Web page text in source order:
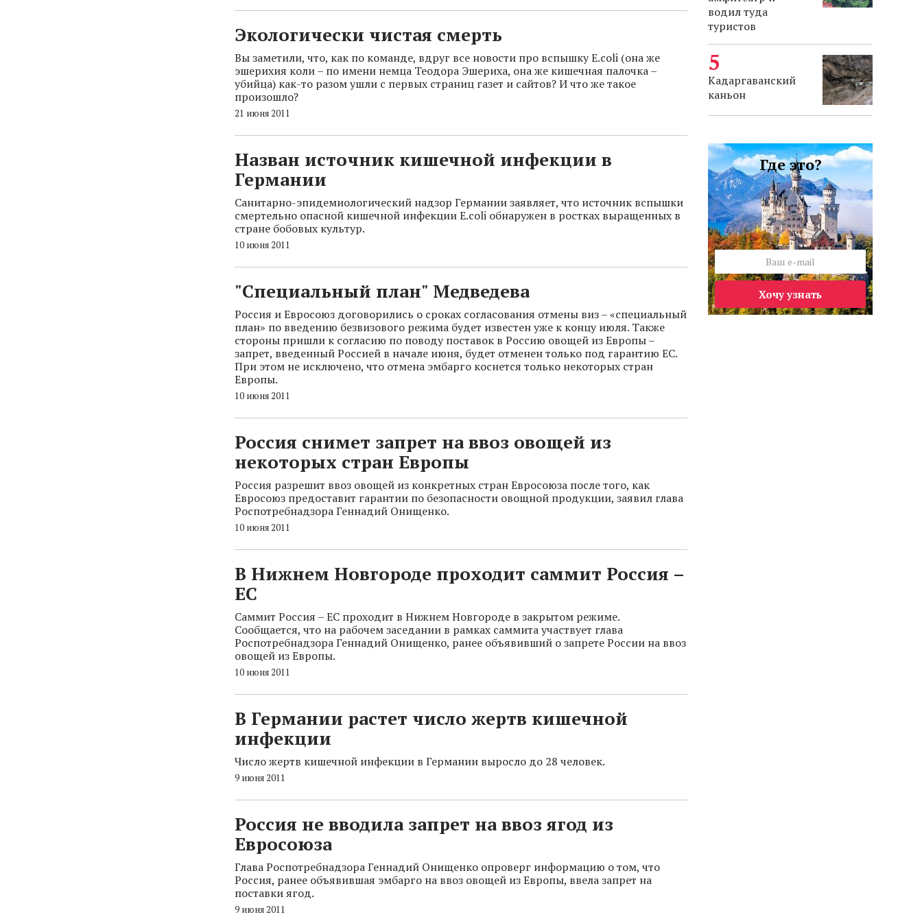
Экологически чистая смерть
Вы заметили, что, как по команде, вдруг все новости про вспышку E.coli (она же
эшерихия коли – по имени немца Теодора Эшериха, она же кишечная палочка –
убийца) как-то разом ушли с первых страниц газет и сайтов? И что же такое
произошло?
21 июня 2011
Назван источник кишечной инфекции в
Германии
Санитарно-эпидемиологический надзор Германии заявляет, что источник вспышки
смертельно опасной кишечной инфекции E.coli обнаружен в ростках выращенных в
стране бобовых культур.
10 июня 2011
"Специальный план" Медведева
Россия и Евросоюз договорились о сроках согласования отмены виз – «специальный
план» по введению безвизового режима будет известен уже к концу июля. Также
стороны пришли к согласию по поводу поставок в Россию овощей из Европы –
запрет, введенный Россией в начале июня, будет отменен только под гарантию ЕС.
При этом не исключено, что отмена эмбарго коснется только некоторых стран
Европы.
10 июня 2011
Россия снимет запрет на ввоз овощей из
некоторых стран Европы
Россия разрешит ввоз овощей из конкретных стран Евросоюза после того, как
Евросоюз предоставит гарантии по безопасности овощной продукции, заявил глава
Роспотребнадзора Геннадий Онищенко.
10 июня 2011
В Нижнем Новгороде проходит саммит Россия –
ЕС
Саммит Россия – ЕС проходит в Нижнем Новгороде в закрытом режиме.
Сообщается, что на рабочем заседании в рамках саммита участвует глава
Роспотребнадзора Геннадий Онищенко, ранее объявивший о запрете России на ввоз
овощей из Европы.
10 июня 2011
В Германии растет число жертв кишечной
инфекции
Число жертв кишечной инфекции в Германии выросло до 28 человек.
9 июня 2011
Россия не вводила запрет на ввоз ягод из
Евросоюза
Глава Роспотребнадзора Геннадий Онищенко опроверг информацию о том, что
Россия, ранее объявившая эмбарго на ввоз овощей из Европы, ввела запрет на
поставки ягод.
9 июня 2011
водил туда
туристов
Кадаргаванский
каньон
Где это?
Хочу узнать